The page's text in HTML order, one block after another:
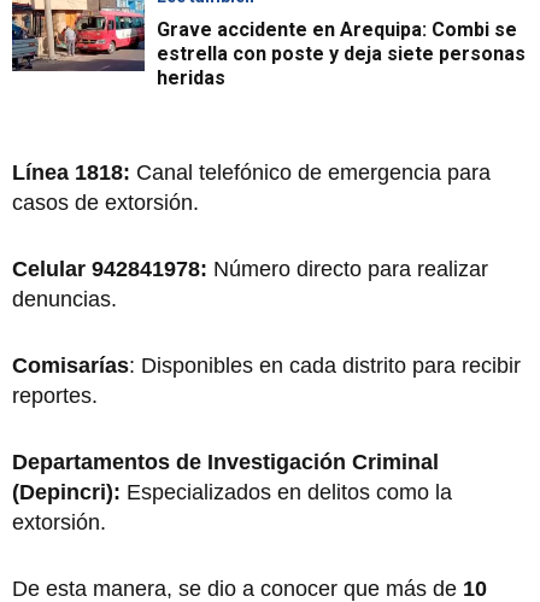
Grave accidente en Arequipa: Combi se
estrella con poste y deja siete personas
heridas
Línea 1818: Canal telefónico de emergencia para
casos de extorsión.
Celular 942841978: Número directo para realizar
denuncias.
Comisarías: Disponibles en cada distrito para recibir
reportes.
Departamentos de Investigación Criminal
(Depincri): Especializados en delitos como la
extorsión.
De esta manera, se dio a conocer que más de 10